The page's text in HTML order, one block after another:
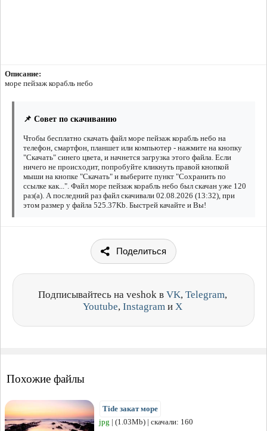
Описание:
море пейзаж корабль небо
📌 Совет по скачиванию
Чтобы бесплатно скачать файл море пейзаж корабль небо на
телефон, смартфон, планшет или компьютер - нажмите на кнопку
"Скачать" синего цвета, и начнется загрузка этого файла. Если
ничего не происходит, попробуйте кликнуть правой кнопкой
мыши на кнопке "Скачать" и выберите пункт "Сохранить по
ссылке как...". Файл море пейзаж корабль небо был скачан уже 120
раз(а). А последний раз файл скачивали 02.08.2026 (13:32), при
этом размер у файла 525.37Kb. Быстрей качайте и Вы!
Поделиться
Подписывайтесь на veshok в VK, Telegram,
Youtube, Instagram и X
Похожие файлы
Tide закат море
jpg | (1.03Mb) | скачали: 160